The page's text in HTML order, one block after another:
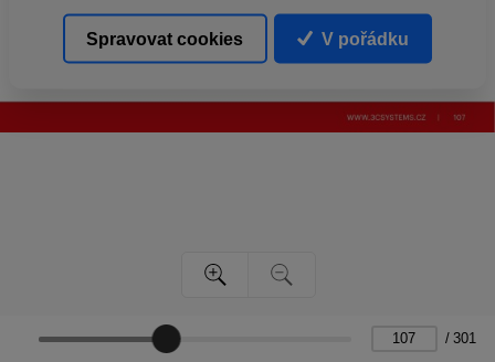
/ 301
Spravovat cookies V pořádku